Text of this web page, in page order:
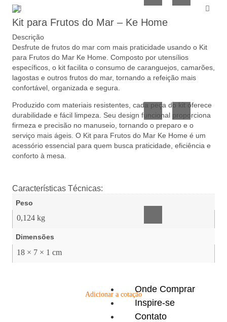
Utilidades
de
Confeitaria
e
inteligentes
Onde Comprar
Inspire-se
Contato
Kit para Frutos do Mar – Ke Home
Descrição
Desfrute de frutos do mar com mais praticidade usando o Kit
para Frutos do Mar Ke Home. Composto por utensílios
específicos, o kit facilita o consumo de caranguejos, camarões,
lagostas e outros frutos do mar, tornando a refeição mais
confortável, organizada e segura.
Produzido com materiais resistentes, cada peça do kit oferece
durabilidade e fácil limpeza. Seu design funcional proporciona
firmeza e precisão no manuseio, tornando o preparo e o
serviço mais ágeis. O Kit para Frutos do Mar Ke Home é um
acessório essencial para quem busca praticidade, eficiência e
conforto à mesa.
Características Técnicas:
Peso
0,124 kg
Dimensões
18 × 7 × 1 cm
Adicionar a cotação